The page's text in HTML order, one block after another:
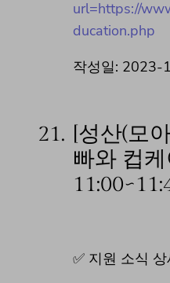
url=https://
ducation.php
작성일:
21. [성산(모
빠와 컵
✅ 지원 소식